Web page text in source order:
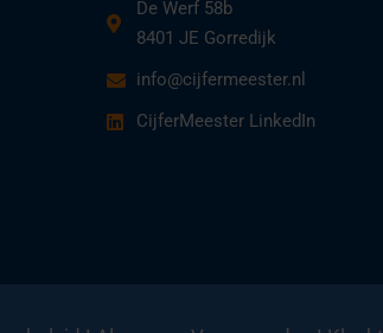
De Werf 58b
8401 JE Gorredijk
info@cijfermeester.nl
CijferMeester LinkedIn